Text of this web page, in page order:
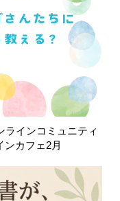
ラインコミュニティ
ンカフェ2月